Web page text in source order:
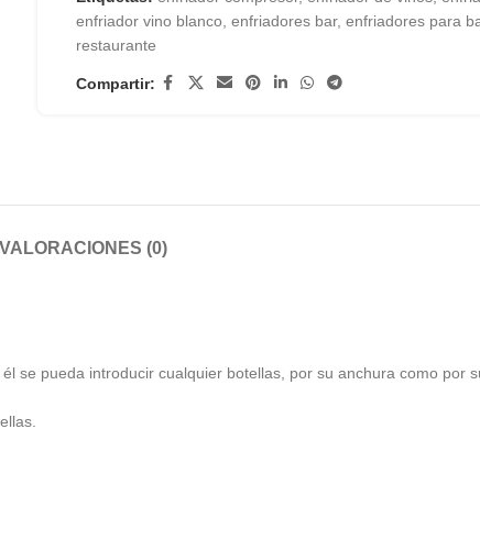
enfriador vino blanco enfriadores bar, enfriadores para
restaurante
Compartir:
VALORACIONES (0)
se pueda introducir cualquier botellas, por su anchura como por